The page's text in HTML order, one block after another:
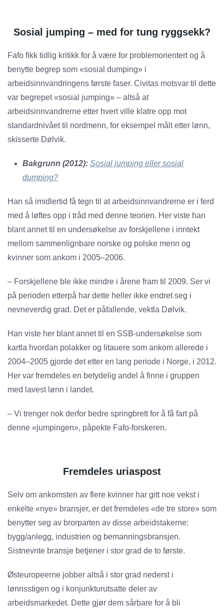
Sosial jumping – med for tung ryggsekk?
Fafo fikk tidlig kritikk for å være for problemorientert og å
benytte begrep som «sosial dumping» i
arbeidsinnvandringens første faser. Civitas motsvar til dette
var begrepet «sosial jumping» – altså at
arbeidsinnvandrerne etter hvert ville klatre opp mot
standardnivået til nordmenn, for eksempel målt etter lønn,
skisserte Dølvik.
Bakgrunn (2012): Sosial jumping eller sosial
dumping?
Han så imidlertid få tegn til at arbeidsinnvandrerne er i ferd
med å løftes opp i tråd med denne teorien. Her viste han
blant annet til en undersøkelse av forskjellene i inntekt
mellom sammenlignbare norske og polske menn og
kvinner som ankom i 2005–2006.
– Forskjellene ble ikke mindre i årene fram til 2009. Ser vi
på perioden etterpå har dette heller ikke endret seg i
nevneverdig grad. Det er påfallende, vektla Dølvik.
Han viste her blant annet til en SSB-undersøkelse som
kartla hvordan polakker og litauere som ankom allerede i
2004–2005 gjorde det etter en lang periode i Norge, i 2012.
Her var fremdeles en betydelig andel å finne i gruppen
med lavest lønn i landet.
– Vi trenger nok derfor bedre springbrett for å få fart på
denne «jumpingen», påpekte Fafo-forskeren.
Fremdeles uriaspost
Selv om ankomsten av flere kvinner har gitt noe vekst i
enkelte «nye» bransjer, er det fremdeles «de tre store» som
benytter seg av brorparten av disse arbeidstakerne:
bygg/anlegg, industrien og bemanningsbransjen.
Sistnevnte bransje betjener i stor grad de to første.
Østeuropeerne jobber altså i stor grad nederst i
lønnsstigen og i konjunkturutsatte deler av
arbeidsmarkedet. Dette gjør dem sårbare for å bli